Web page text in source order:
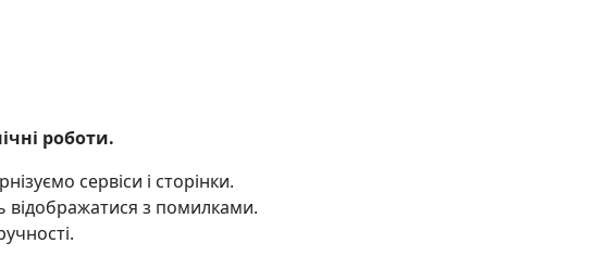
роботи.
сервіси і сторінки.
відображатися з помилками.